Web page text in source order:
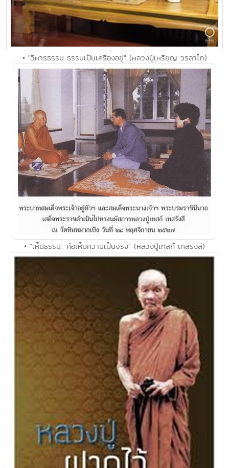
• "วิหารธรรม ธรรมเป็นเครื่องอยู่" (หลวงปู่เหรียญ วรลาโภ)
• "เห็นธรรมะ คือเห็นความเป็นจริง" (หลวงปู่เทสก์ เทสรังสี)